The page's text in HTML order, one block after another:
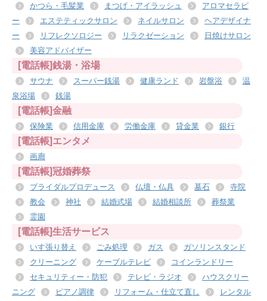
かつら・毛髪業 まつげ・アイラッシュ
アロマセラピ
ー
エステティックサロン ネイルサロン
ヘアデザイナ
ー
リフレクソロジー リラクゼーション
日焼けサロン
美容アドバイザー
[電話帳]銭湯・浴場
サウナ スーパー銭湯 健康ランド 岩盤浴
温
泉浴場
銭湯
[電話帳]金融
保険業 信用金庫 労働金庫 貸金業 銀行
[電話帳]エンタメ
画廊
[電話帳]冠婚葬祭
ブライダルプロデュース 仏壇・仏具 墓石
寺院
教会
神社 結婚式場 結婚相談所
葬祭業
霊園
[電話帳]生活サービス
いす張り替え ごみ処理 ガス
ガソリンスタンド
クリーニング
ケーブルテレビ
コインランドリー
セキュリティー・防犯
テレビ・ラジオ
ハウスクリー
ニング
ピアノ調律 リフォーム・仕立て直し
レンタル